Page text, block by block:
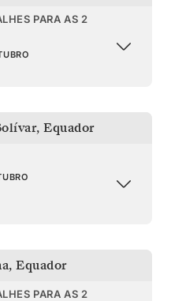
PARA AS 2
, Equador
, Equador
PARA AS 2